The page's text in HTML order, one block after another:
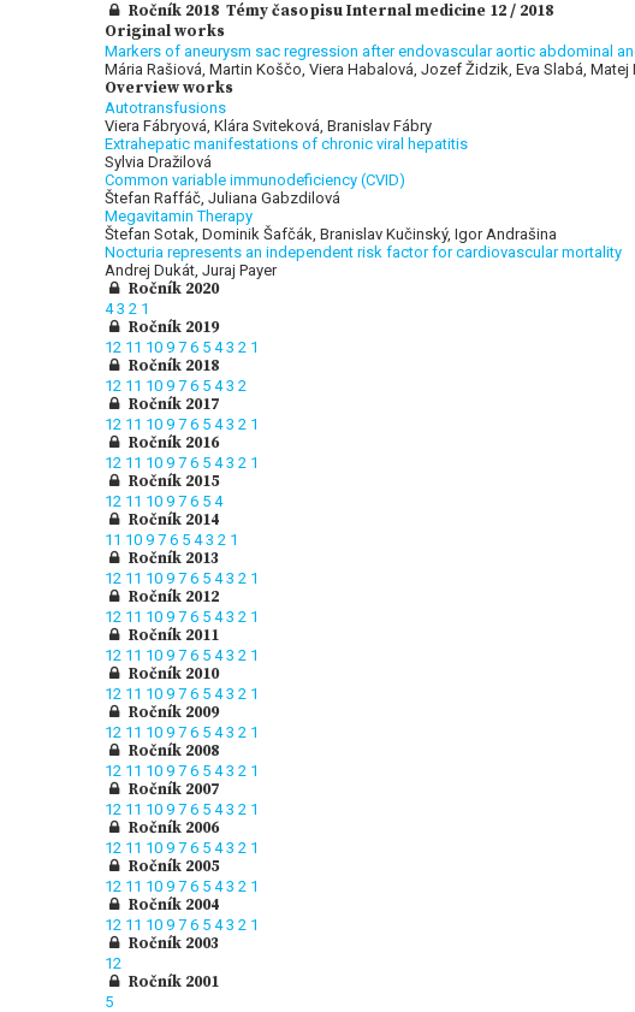
Ročník 2018 Témy časopisu Internal medicine 12 / 2018
Original works
Markers of aneurysm sac regression after endovascular aortic abdominal
Mária Rašiová, Martin Koščo, Viera Habalová, Jozef Židzik, Eva Slabá,
Overview works
Autotransfusions
Viera Fábryová, Klára Sviteková, Branislav Fábry
Extrahepatic manifestations of chronic viral hepatitis
Sylvia Dražilová
Common variable immunodeficiency (CVID)
Štefan Raffáč, Juliana Gabzdilová
Megavitamin Therapy
Štefan Sotak, Dominik Šafčák, Branislav Kučinský, Igor Andrašina
Nocturia represents an independent risk factor for cardiovascular mortality
Andrej Dukát, Juraj Payer
Ročník 2020
43 2 1
Ročník 2019
12 11 10 9 7 6 5 43 2 1
Ročník 2018
12 11 10 9 7 6 5 43 2
Ročník 2017
12 11 10 9 7 6 5 43 2 1
Ročník 2016
12 11 10 9 7 6 5 43 2 1
Ročník 2015
12 11 10 9 7 6 5 4
Ročník 2014
11 10 9 7 6 5 43 2 1
Ročník 2013
12 11 10 9 7 6 5 43 2 1
Ročník 2012
12 11 10 9 7 6 5 43 2 1
Ročník 2011
12 11 10 9 7 6 5 43 2 1
Ročník 2010
12 11 10 9 7 6 5 43 2 1
Ročník 2009
12 11 10 9 7 6 5 43 2 1
Ročník 2008
12 11 10 9 7 6 5 43 2 1
Ročník 2007
12 11 10 9 7 6 5 43 2 1
Ročník 2006
12 11 10 9 7 6 5 43 2 1
Ročník 2005
12 11 10 9 7 6 5 43 2 1
Ročník 2004
12 11 10 9 7 6 5 43 2 1
Ročník 2003
12
Ročník 2001
5